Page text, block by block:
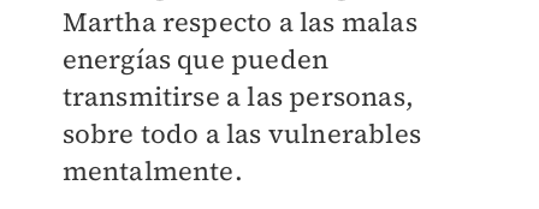
Martha respecto a las malas
energías que pueden
transmitirse a las personas,
sobre todo a las vulnerables
mentalmente.